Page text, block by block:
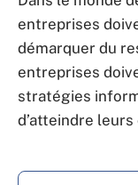
entreprises
démarquer du
entreprises
stratégies
d’atteindre